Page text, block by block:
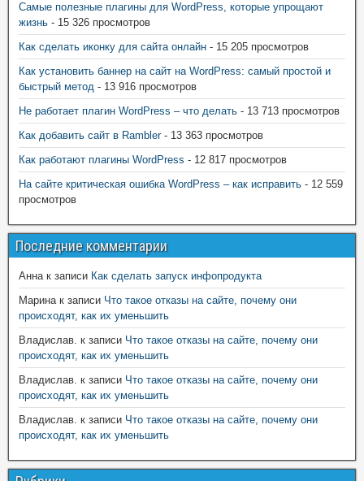
Самые полезные плагины для WordPress, которые упрощают
жизнь - 15 326 просмотров
Как сделать иконку для сайта онлайн - 15 205 просмотров
Как установить баннер на сайт на WordPress: самый простой и
быстрый метод - 13 916 просмотров
Не работает плагин WordPress – что делать - 13 713 просмотров
Как добавить сайт в Rambler- 13 363 просмотров
Как работают плагины WordPress - 12 817 просмотров
На сайте критическая ошибка WordPress – как исправить - 12 559
просмотров
Последние комментарии
Аннак записи Как сделать запуск инфопродукта
Маринак записи Что такое отказы на сайте, почему они
происходят, как их уменьшить
Владислав. к записи Что такое отказы на сайте, почему они
происходят, как их уменьшить
Владислав. к записи Что такое отказы на сайте, почему они
происходят, как их уменьшить
Владислав. к записи Что такое отказы на сайте, почему они
происходят, как их уменьшить